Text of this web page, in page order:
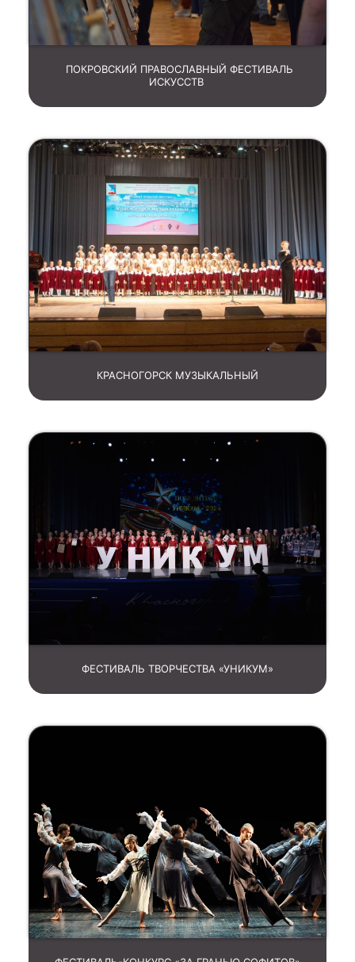
ПОКРОВСКИЙ ПРАВОСЛАВНЫЙ ФЕСТИВАЛЬ
ИСКУССТВ
КРАСНОГОРСК МУЗЫКАЛЬНЫЙ
ФЕСТИВАЛЬ ТВОРЧЕСТВА «УНИКУМ»